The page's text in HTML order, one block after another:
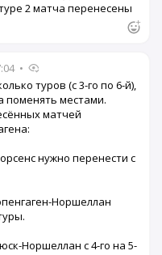
2 матча перенесены
•
туров (с 3-го по 6-й),
поменять местами.
матчей
нужно перенести с
Норшеллан
Норшеллан с 4-го на 5-